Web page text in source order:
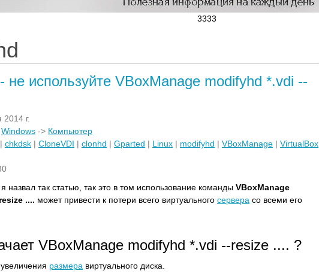
3333
не используйте VBoxManage modifyhd *.vdi --
г.
Windows -> Компьютер
| chkdsk | CloneVDI | clonhd | Gparted | Linux | modifyhd | VBoxManage | VirtualBox
назвал так статью, так это в том использование команды VBoxManage
.... может привести к потери всего виртуального сервера со всеми его
VBoxManage modifyhd *.vdi --resize .... ?
размера виртуального диска.